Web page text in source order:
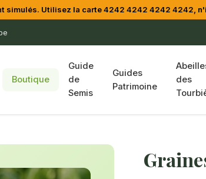
simulés. Utilisez la carte 4242 4242 4242 4242,
Boutique
Guide
de
Semis
Guides
Patrimoine
des